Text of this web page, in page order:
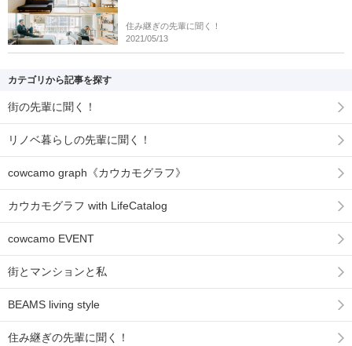
住み継ぎの先輩に聞く！
2021/05/13
カテゴリから記事を探す
街の先輩に聞く！
リノベ暮らしの先輩に聞く！
cowcamo graph《カウカモグラフ》
カウカモグラフ with LifeCatalog
cowcamo EVENT
街とマンションと私
BEAMS living style
住み継ぎの先輩に聞く！